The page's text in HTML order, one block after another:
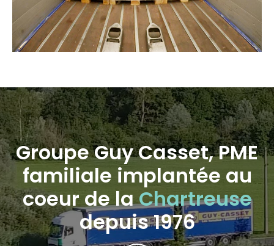
Groupe Guy Casset, PME
familiale implantée au
coeur de laChartreuse
depuis 1976